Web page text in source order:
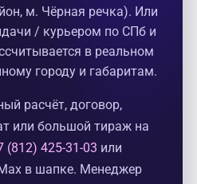
м. Чёрная речка). Или
/ курьером по СПб и
в реальном
городу и габаритам.
расчёт, договор,
или большой тираж на
(812) 425-31-03 или
в шапке. Менеджер